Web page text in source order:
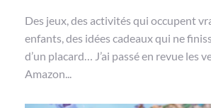
Des jeux, des activités qui occupent
enfants, des idées cadeaux qui ne
d’un placard… J’ai passé en revue les
Amazon...